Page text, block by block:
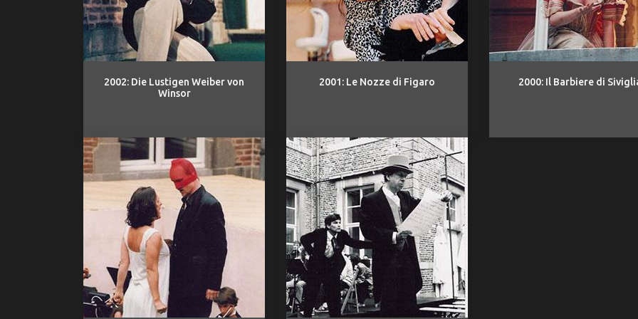
2002: Die Lustigen Weiber von
Winsor
2001: Le Nozze di Figaro 2000: Il Barbiere di